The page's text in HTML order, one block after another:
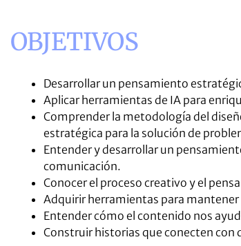
OBJETIVOS
Desarrollar un pensamiento
Aplicar herramientas de IA para
Comprender la metodología del
estratégica para la solución de
Entender y desarrollar un
comunicación.
Conocer el proceso creativo y el
Adquirir herramientas para
Entender cómo el contenido nos
Construir historias que conecten con